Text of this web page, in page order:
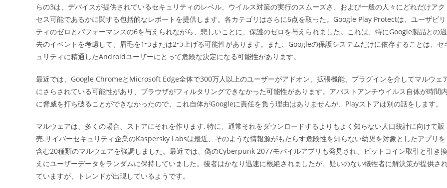
らの3は、デバイスが提供されているセキュリティのレベル、ウイルス対策の実行のスムーズさ、および一般の人々にどれだけアク
セス可能であるかに関する包括的なレポートを提供します。各カテゴリはさらに6点を取った。Google Play Protectは、ユーザビリ
ティのゼロとパフォーマンスの6を与えられながら、悲しいことに、保護のゼロを与えられました。これは、特にGoogle製品との過
去のイベントを考慮して、眉毛を1つまたは2つ上げる可能性があります。また、Googleの保護システムだけに依存することは、セ
ュリティに精通したAndroidユーザーにとって危険な決定になる可能性があります。
最近では、Google ChromeとMicrosoft Edge全体で300万人以上のユーザーがアドオン、拡張機能、プラグインを介してマルウェ
にさらされている可能性があり、ブラウザがフィルタリングできなかった可能性があります。アバストアンチウイルス自体が時間内
に脅威を打ち破ることができなかったので、これ自体がGoogleに責任を負う理由はありませんが、Playストアは別の話をします。
マルウェアは、多くの場合、ストアにそれを作ります, 特に、通常それをダウンロードするよりもよく知らない人口統計に向けて販
売.サイバーセキュリティ企業のKaspersky Labsは最近、そのような情報源がもたらす危険性を知らない幼児を対象としたアプリを
含む20種類のマルウェアを強調しました。最近では、偽のCyberpunk 2077モバイルアプリも発見され、ビットコイン取引と引き換
えにユーザーデータをランダムに保持していました。後者はかなり迅速に根絶されましたが、疑いのない犠牲者に解決策が提供さ
ていますが、トレンドが出現しているようです。